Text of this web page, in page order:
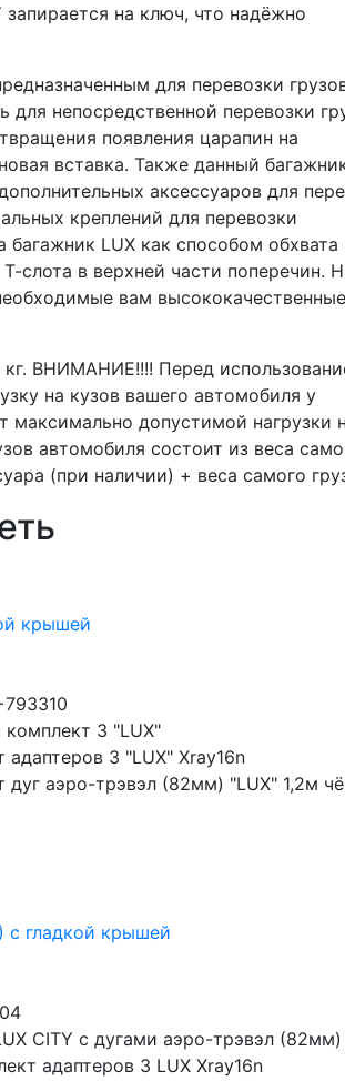
на ключ, что надёжно
для перевозки
непосредственной перевозки
появления царапин на
вставка. Также данный
аксессуаров для
креплений для перевозки
LUX как способом обхвата
слота в верхней части поперечин.
вам высококачественные
кг. ВНИМАНИЕ!!!! Перед
на кузов вашего автомобиля у
максимально допустимой нагрузки
автомобиля состоит из веса
(при наличии) + веса самого
крышей
3 "LUX"
3 "LUX" Xray16n
дуг аэро-трэвэл (82мм) "LUX" 1,2м
с гладкой крышей
CITY с дугами аэро-трэвэл (82мм)
адаптеров 3 LUX Xray16n